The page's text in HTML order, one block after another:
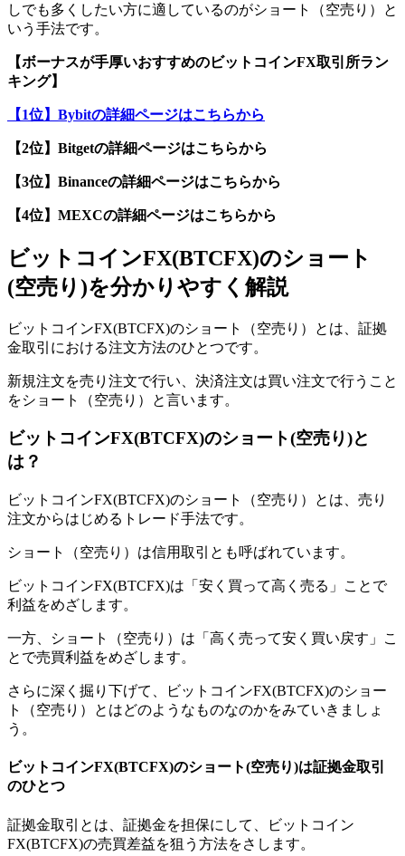
しでも多くしたい方に適しているのがショート（空売り）と
いう手法です。
【ボーナスが手厚いおすすめのビットコインFX取引所ラン
キング】
【1位】Bybitの詳細ページはこちらから
【2位】Bitgetの詳細ページはこちらから
【3位】Binanceの詳細ページはこちらから
【4位】MEXCの詳細ページはこちらから
ビットコインFX(BTCFX)のショート
(空売り)を分かりやすく解説
ビットコインFX(BTCFX)のショート（空売り）とは、証拠
金取引における注文方法のひとつです。
新規注文を売り注文で行い、決済注文は買い注文で行うこと
をショート（空売り）と言います。
ビットコインFX(BTCFX)のショート(空売り)と
は？
ビットコインFX(BTCFX)のショート（空売り）とは、売り
注文からはじめるトレード手法です。
ショート（空売り）は信用取引とも呼ばれています。
ビットコインFX(BTCFX)は「安く買って高く売る」ことで
利益をめざします。
一方、ショート（空売り）は「高く売って安く買い戻す」こ
とで売買利益をめざします。
さらに深く掘り下げて、ビットコインFX(BTCFX)のショー
ト（空売り）とはどのようなものなのかをみていきましょ
う。
ビットコインFX(BTCFX)のショート(空売り)は証拠金取引
のひとつ
証拠金取引とは、証拠金を担保にして、ビットコイン
FX(BTCFX)の売買差益を狙う方法をさします。